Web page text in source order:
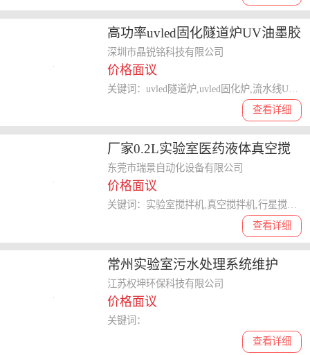
高功率uvled固化隧道炉UV油墨胶
水粘合剂瞬间固化生产流水线UV
固化机
深圳市晶锐铭科技有限公司
价格面议
查看详细
厂家0.2L实验室医药液体真空搅
拌机冷却加热搅拌机小型粉体高
速混料机
东莞市瑞景自动化设备有限公司
价格面议
查看详细
常州实验室污水处理系统维护
江苏权坤环保科技有限公司
价格面议
查看详细
关键词：